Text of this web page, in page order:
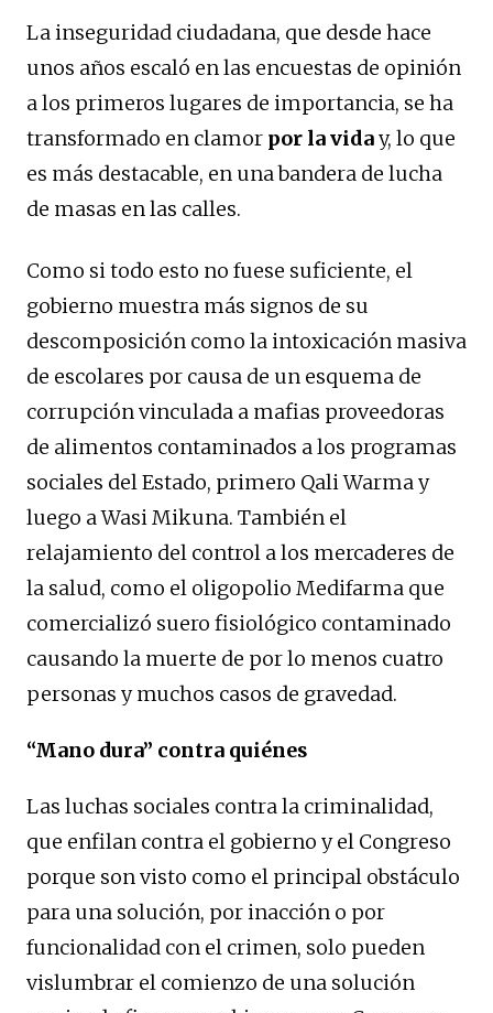
La inseguridad ciudadana, que desde hace
unos años escaló en las encuestas de opinión
a los primeros lugares de importancia, se ha
transformado en clamor por la viday, lo que
es más destacable, en una bandera de lucha
de masas en las calles.
Como si todo esto no fuese suficiente, el
gobierno muestra más signos de su
descomposición como la intoxicación masiva
de escolares por causa de un esquema de
corrupción vinculada a mafias proveedoras
de alimentos contaminados a los programas
sociales del Estado, primero Qali Warma y
luego a Wasi Mikuna. También el
relajamiento del control a los mercaderes de
la salud, como el oligopolio Medifarma que
comercializó suero fisiológico contaminado
causando la muerte de por lo menos cuatro
personas y muchos casos de gravedad.
“Mano dura” contra quiénes
Las luchas sociales contra la criminalidad,
que enfilan contra el gobierno y el Congreso
porque son visto como el principal obstáculo
para una solución, por inacción o por
funcionalidad con el crimen, solo pueden
vislumbrar el comienzo de una solución